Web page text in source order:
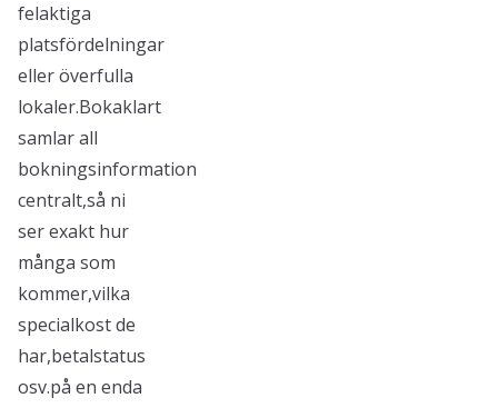
felaktiga
platsfördelningar
eller överfulla
lokaler.Bokaklart
samlar all
bokningsinformation
centralt,så ni
ser exakt hur
många som
kommer,vilka
specialkost de
har,betalstatus
osv.på en enda